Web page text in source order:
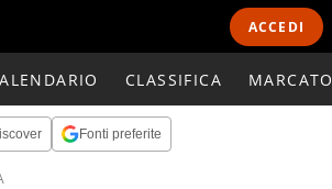
ACCEDI
CLASSIFICA
Fonti preferite